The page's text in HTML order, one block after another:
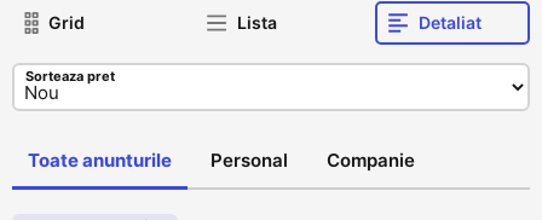
Grid Lista Detaliat
Sorteaza pret
Toate anunturile Personal Companie